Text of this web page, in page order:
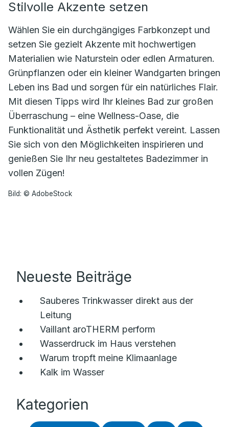
Stilvolle Akzente setzen
Wählen Sie ein durchgängiges Farbkonzept und
setzen Sie gezielt Akzente mit hochwertigen
Materialien wie Naturstein oder edlen Armaturen.
Grünpflanzen oder ein kleiner Wandgarten bringen
Leben ins Bad und sorgen für ein natürliches Flair.
Mit diesen Tipps wird Ihr kleines Bad zur großen
Überraschung – eine Wellness-Oase, die
Funktionalität und Ästhetik perfekt vereint. Lassen
Sie sich von den Möglichkeiten inspirieren und
genießen Sie Ihr neu gestaltetes Badezimmer in
vollen Zügen!
Bild: © AdobeStock
Neueste Beiträge
Sauberes Trinkwasser direkt aus der
Leitung
Vaillant aroTHERM perform
Wasserdruck im Haus verstehen
Warum tropft meine Klimaanlage
Kalk im Wasser
Kategorien